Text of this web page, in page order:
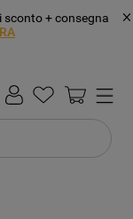
sconto + consegna